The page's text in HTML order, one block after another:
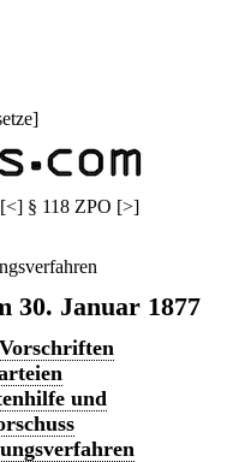
]
[<] § 118 ZPO [>]
30. Januar 1877
und